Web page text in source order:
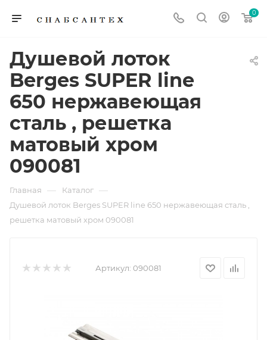
0
Душевой лоток
Berges SUPER line
650 нержавеющая
сталь , решетка
матовый хром
090081
Главная — Каталог —
Душевой лоток Berges SUPER line 650 нержавеющая сталь ,
решетка матовый хром 090081
Артикул: 090081